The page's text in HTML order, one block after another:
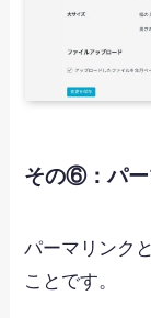
その⑥：パー
パーマリンク
ことです。